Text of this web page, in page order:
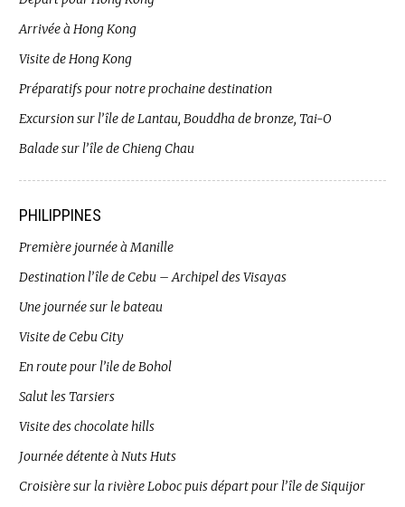
Arrivée à Hong Kong
Visite de Hong Kong
Préparatifs pour notre prochaine destination
Excursion sur l’île de Lantau, Bouddha de bronze, Tai-O
Balade sur l’île de Chieng Chau
PHILIPPINES
Première journée à Manille
Destination l’île de Cebu – Archipel des Visayas
Une journée sur le bateau
Visite de Cebu City
En route pour l’ile de Bohol
Salut les Tarsiers
Visite des chocolate hills
Journée détente à Nuts Huts
Croisière sur la rivière Loboc puis départ pour l’île de Siquijor